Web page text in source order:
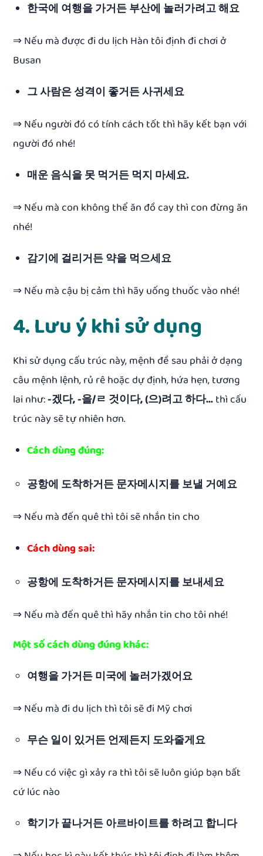
한국에 여행을 가거든 부산에 놀러가려고 해요
⇒ Nếu mà được đi du lịch Hàn tôi định đi chơi ở
Busan
그 사람은 성격이 좋거든 사귀세요
⇒ Nếu người đó có tính cách tốt thì hãy kết bạn với
người đó nhé!
매운 음식을 못 먹거든 먹지 마세요.
⇒ Nếu mà con không thể ăn đồ cay thì con đừng ăn
nhé!
감기에 걸리거든 약을 먹으세요
⇒ Nếu mà cậu bị cảm thì hãy uống thuốc vào nhé!
4. Lưu ý khi sử dụng
Khi sử dụng cấu trúc này, mệnh đề sau phải ở dạng
câu mệnh lệnh,rủ rêhoặc dự định, hứa hẹn, tương
lai như:-겠다, -을/ㄹ 것이다, (으)려고 하다…thì cấu
trúc này sẽ tự nhiên hơn.
Cách dùng đúng:
공항에 도착하거든 문자메시지를 보낼 거예요
⇒ Nếu mà đến quê thì tôi sẽ nhắn tin cho
Cách dùng sai:
공항에 도착하거든 문자메시지를 보내세요
⇒ Nếu mà đến quê thì hãy nhắn tin cho tôi nhé!
Một số cách dùng đúng khác:
여행을 가거든 미국에 놀러가겠어요
⇒ Nếu mà đi du lịch thì tôi sẽ đi Mỹ chơi
무슨 일이 있거든 언제든지 도와줄게요
⇒ Nếu có việc gì xảy ra thì tôi sẽ luôn giúp bạn bất
cứ lúc nào
학기가 끝나거든 아르바이트를 하려고 합니다